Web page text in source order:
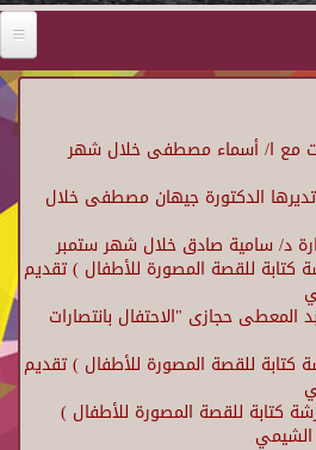
مع ا/ أسماء مصطفى خلال شهر
تديرها الدكتورة جيهان مصطفى خلال
د/ سامية صادق خلال شهر ستمبر
كتابة للقصة المصورة للأطفال ) تقديم
المعطى حجازى "الاحتفال بانتصارات
كتابة للقصة المصورة للأطفال ) تقديم
كتابة للقصة المصورة للأطفال )
الشيمي